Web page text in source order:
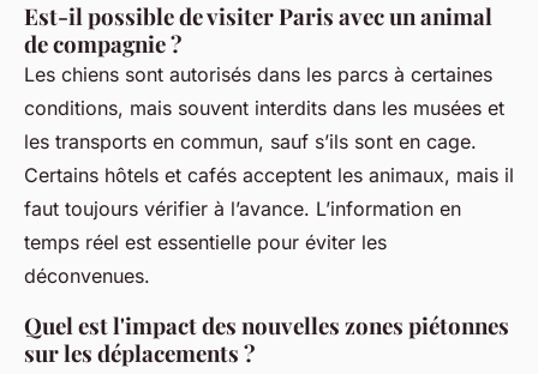
Est-il possible de visiter Paris avec un animal
de compagnie ?
Les chiens sont autorisés dans les parcs à certaines
conditions, mais souvent interdits dans les musées et
les transports en commun, sauf s’ils sont en cage.
Certains hôtels et cafés acceptent les animaux, mais il
faut toujours vérifier à l’avance. L’information en
temps réel est essentielle pour éviter les
déconvenues.
Quel est l'impact des nouvelles zones piétonnes
sur les déplacements ?